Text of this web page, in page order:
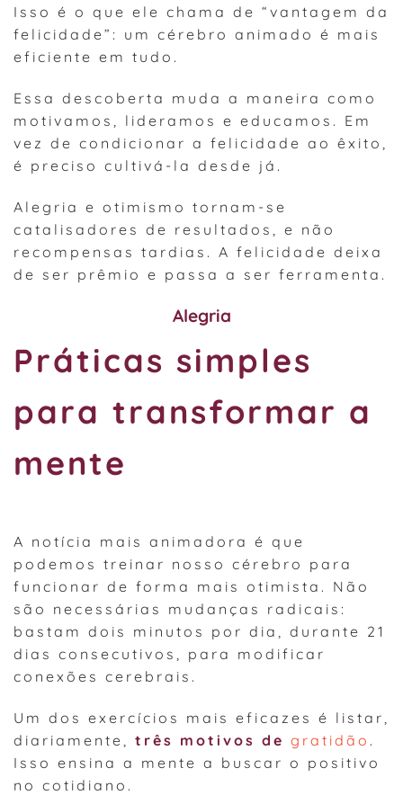
Isso é o que ele chama de “vantagem da
felicidade”: um cérebro animado é mais
eficiente em tudo.
Essa descoberta muda a maneira como
motivamos, lideramos e educamos. Em
vez de condicionar a felicidade ao êxito,
é preciso cultivá-la desde já.
Alegria e otimismo tornam-se
catalisadores de resultados, e não
recompensas tardias. A felicidade deixa
de ser prêmio e passa a ser ferramenta.
Alegria
Práticas simples
para transformar a
mente
A notícia mais animadora é que
podemos treinar nosso cérebro para
funcionar de forma mais otimista. Não
são necessárias mudanças radicais:
bastam dois minutos por dia, durante 21
dias consecutivos, para modificar
conexões cerebrais.
Um dos exercícios mais eficazes é listar,
diariamente, três motivos de gratidão .
Isso ensina a mente a buscar o positivo
no cotidiano.